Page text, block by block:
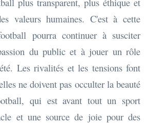
valeurs humaines. C'est à cette
pourra continuer à susciter
du public et à jouer un rôle
Les rivalités et les tensions font
ne doivent pas occulter la beauté
qui est avant tout un sport
et une source de joie pour des